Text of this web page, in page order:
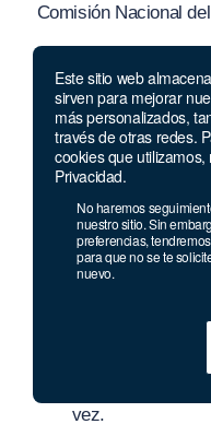
Este sitio web
sirven para mejorar
más personalizados,
través de otras redes.
cookies que
Privacidad.
No haremos
nuestro sitio. Sin
preferencias,
para que no se te
nuevo.
Comisión Nacional
AL PROCESO DE
participar en el
tener en cuenta las
de iniciar su proceso
El aspirante
opción “
pasos del
Al
vez.